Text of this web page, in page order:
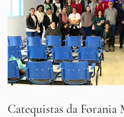
Catequistas da Forania